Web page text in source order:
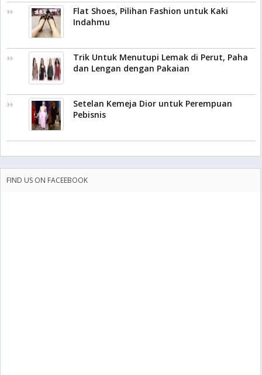
Flat Shoes, Pilihan Fashion untuk Kaki
Indahmu
Trik Untuk Menutupi Lemak di Perut, Paha
dan Lengan dengan Pakaian
Setelan Kemeja Dior untuk Perempuan
Pebisnis
FIND US ON FACEEBOOK